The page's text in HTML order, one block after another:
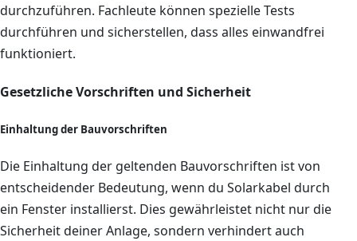
durchzuführen. Fachleute können spezielle Tests
durchführen und sicherstellen, dass alles einwandfrei
funktioniert.
Gesetzliche Vorschriften und Sicherheit
Einhaltung der Bauvorschriften
Die Einhaltung der geltenden Bauvorschriften ist von
entscheidender Bedeutung, wenn du Solarkabel durch
ein Fenster installierst. Dies gewährleistet nicht nur die
Sicherheit deiner Anlage, sondern verhindert auch